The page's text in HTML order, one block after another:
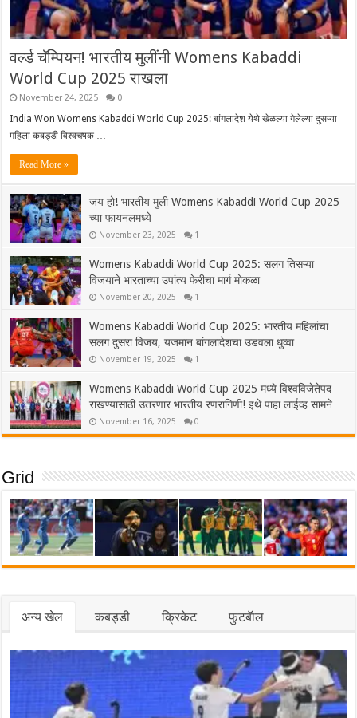
वर्ल्ड चॅम्पियन! भारतीय मुलींनी Womens Kabaddi
World Cup 2025 राखला
November 24, 2025 0
India Won Womens Kabaddi World Cup 2025: बांगलादेश येथे खेळल्या गेलेल्या दुसऱ्या
महिला कबड्डी विश्वचषक …
Read More »
जय हो! भारतीय मुली Womens Kabaddi World Cup 2025
च्या फायनलमध्ये
November 23, 2025 1
Womens Kabaddi World Cup 2025: सलग तिसऱ्या
विजयाने भारताच्या उपांत्य फेरीचा मार्ग मोकळा
November 20, 2025 1
Womens Kabaddi World Cup 2025: भारतीय महिलांचा
सलग दुसरा विजय, यजमान बांगलादेशचा उडवला धुव्वा
November 19, 2025 1
Womens Kabaddi World Cup 2025 मध्ये विश्वविजेतेपद
राखण्यासाठी उतरणार भारतीय रणरागिणी! इथे पाहा लाईव्ह सामने
November 16, 2025 0
Grid
अन्य खेल कबड्डी क्रिकेट फुटबॅाल